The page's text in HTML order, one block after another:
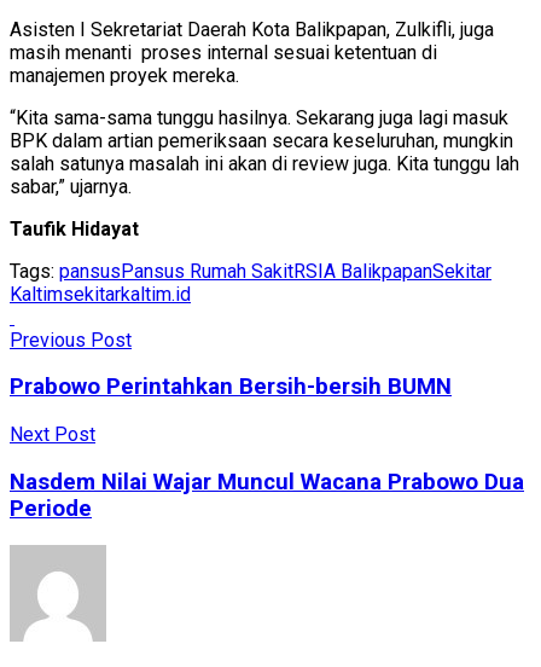
Asisten I Sekretariat Daerah Kota Balikpapan, Zulkifli, juga
masih menanti proses internal sesuai ketentuan di
manajemen proyek mereka.
“Kita sama-sama tunggu hasilnya. Sekarang juga lagi masuk
BPK dalam artian pemeriksaan secara keseluruhan, mungkin
salah satunya masalah ini akan di review juga. Kita tunggu lah
sabar,” ujarnya.
Taufik Hidayat
Tags: pansusPansus Rumah SakitRSIA BalikpapanSekitar
Kaltimsekitarkaltim.id
Previous Post
Prabowo Perintahkan Bersih-bersih BUMN
Next Post
Nasdem Nilai Wajar Muncul Wacana Prabowo Dua
Periode